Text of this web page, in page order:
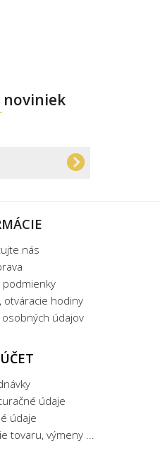
noviniek
nás
otváracie hodiny
osobných údajov
údaje
údaje
tovaru, výmeny ...